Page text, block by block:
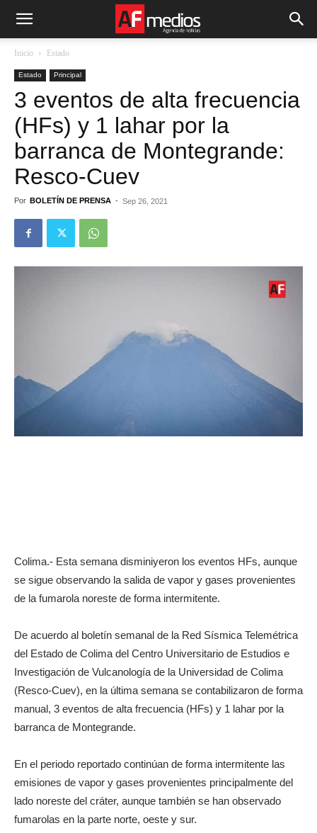
Inicio Estado
Estado Principal
3 eventos de alta frecuencia
(HFs) y 1 lahar por la
barranca de Montegrande:
Resco-Cuev
Por BOLETÍN DE PRENSA - Sep 26, 2021
Colima.- Esta semana disminiyeron los eventos HFs, aunque
se sigue observando la salida de vapor y gases provenientes
de la fumarola noreste de forma intermitente.
De acuerdo al boletín semanal de la Red Sísmica Telemétrica
del Estado de Colima del Centro Universitario de Estudios e
Investigación de Vulcanología de la Universidad de Colima
(Resco-Cuev), en la última semana se contabilizaron de forma
manual, 3 eventos de alta frecuencia (HFs) y 1 lahar por la
barranca de Montegrande.
En el periodo reportado continúan de forma intermitente las
emisiones de vapor y gases provenientes principalmente del
lado noreste del cráter, aunque también se han observado
fumarolas en la parte norte, oeste y sur.